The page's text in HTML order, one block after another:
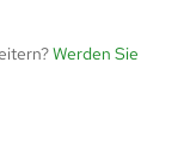
Werden Sie